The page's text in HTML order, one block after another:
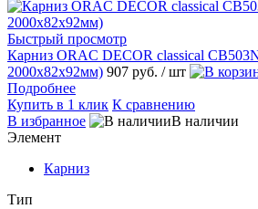
Быстрый просмотр
Карниз ORAC DECOR classical
2000х82х92мм) 907 руб. / шт
Подробнее
Купить в 1 клик К сравнению
В избранное
В наличии
Элемент
Карниз
Тип